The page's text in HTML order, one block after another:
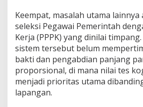
Keempat, masalah utama lainnya
seleksi Pegawai Pemerintah
Kerja (PPPK) yang dinilai
sistem tersebut belum
bakti dan pengabdian panjang
proporsional, di mana nilai tes
menjadi prioritas utama
lapangan.